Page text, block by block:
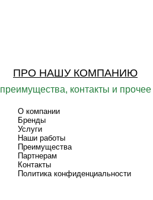
ПРО НАШУ КОМПАНИЮ
преимущества, контакты и прочее
О компании
Бренды
Услуги
Наши работы
Преимущества
Партнерам
Контакты
Политика конфиденциальности